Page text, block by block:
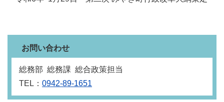
お問い合わせ
総務部 総務課 総合政策担当
TEL： 0942-89-1651